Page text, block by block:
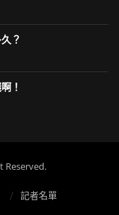
？
！
Reserved.
記者名單